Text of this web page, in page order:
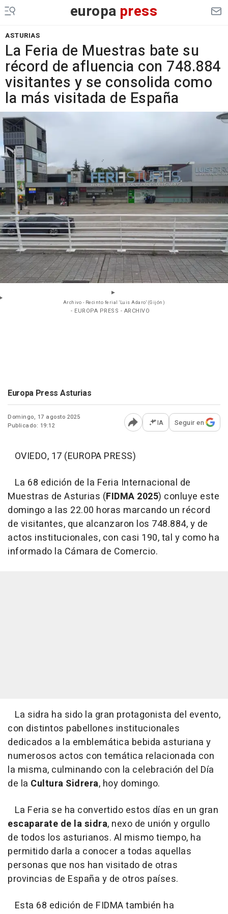
europa press
ASTURIAS
La Feria de Muestras bate su
récord de afluencia con 748.884
visitantes y se consolida como
la más visitada de España
Archivo - Recinto ferial 'Luis Adaro' (Gijón)
- EUROPA PRESS - ARCHIVO
Europa Press Asturias
Domingo, 17 agosto 2025
Publicado: 19:12
Abrir opciones para
IA Seguir en
OVIEDO, 17 (EUROPA PRESS)
La 68 edición de la Feria Internacional de
Muestras de Asturias (FIDMA 2025) conluye este
domingo a las 22.00 horas marcando un récord
de visitantes, que alcanzaron los 748.884, y de
actos institucionales, con casi 190, tal y como ha
informado la Cámara de Comercio.
La sidra ha sido la gran protagonista del evento,
con distintos pabellones institucionales
dedicados a la emblemática bebida asturiana y
numerosos actos con temática relacionada con
la misma, culminando con la celebración del Día
de la Cultura Sidrera, hoy domingo.
La Feria se ha convertido estos días en un gran
escaparate de la sidra, nexo de unión y orgullo
de todos los asturianos. Al mismo tiempo, ha
permitido darla a conocer a todas aquellas
personas que nos han visitado de otras
provincias de España y de otros países.
Esta 68 edición de FIDMA también ha